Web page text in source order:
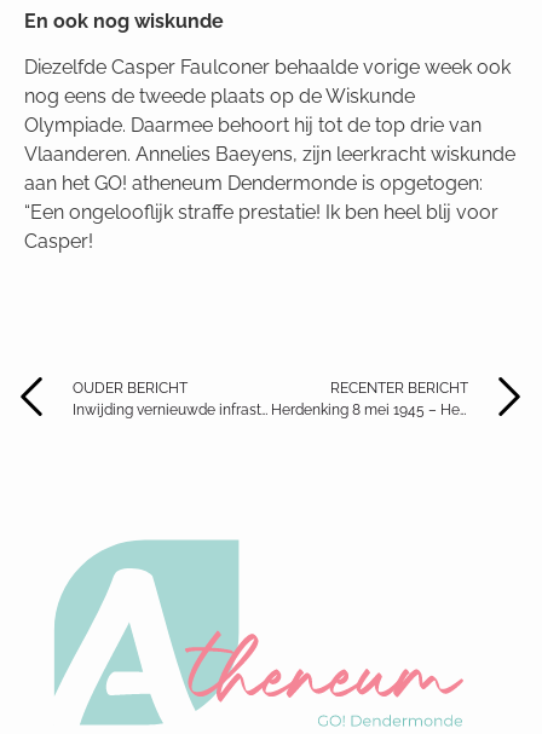
En ook nog wiskunde
Diezelfde Casper Faulconer behaalde vorige week ook
nog eens de tweede plaats op de Wiskunde
Olympiade. Daarmee behoort hij tot de top drie van
Vlaanderen. Annelies Baeyens, zijn leerkracht wiskunde
aan het GO! atheneum Dendermonde is opgetogen:
“Een ongelooflijk straffe prestatie! Ik ben heel blij voor
Casper!
OUDER BERICHT
Inwijding vernieuwde infrastructuur
RECENTER BERICHT
Herdenking 8 mei 1945 – Heldenplein Dendermonde